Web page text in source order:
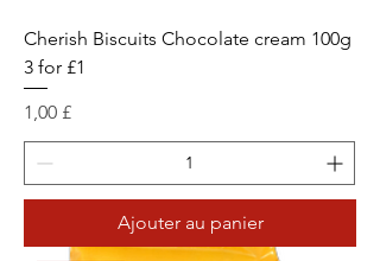
Cherish Biscuits Chocolate cream 100g
3 for £1
Prix
1,00 £
Ajouter au panier